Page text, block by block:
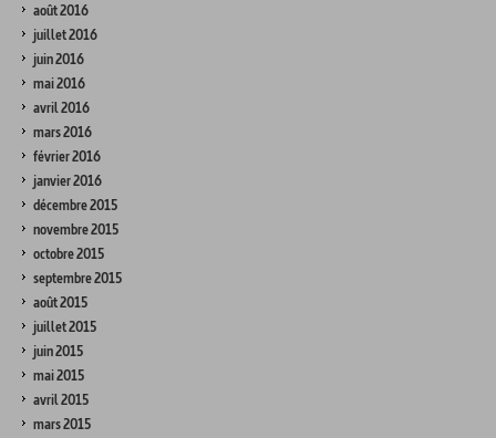
août 2016
juillet 2016
juin 2016
mai 2016
avril 2016
mars 2016
février 2016
janvier 2016
décembre 2015
novembre 2015
octobre 2015
septembre 2015
août 2015
juillet 2015
juin 2015
mai 2015
avril 2015
mars 2015